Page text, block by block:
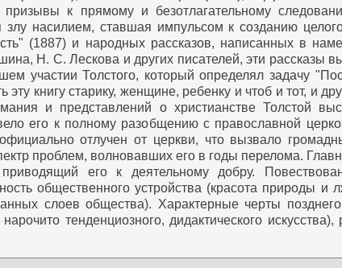
к прямому и безотлагательному
злу насилием, ставшая импульсом к созданию
(1887) и народных рассказов, написанных в
Н. С. Лескова и других писателей, эти рассказы
участии Толстого, который определял задачу
книгу старику, женщине, ребенку и чтоб и тот, и
и представлений о христианстве Толстой
его к полному разобщению с православной
отлучен от церкви, что вызвало
проблем, волновавших его в годы перелома.
его к деятельному добру.
общественного устройства (красота природы и
слоев общества). Характерные черты
тенденциозного, дидактического